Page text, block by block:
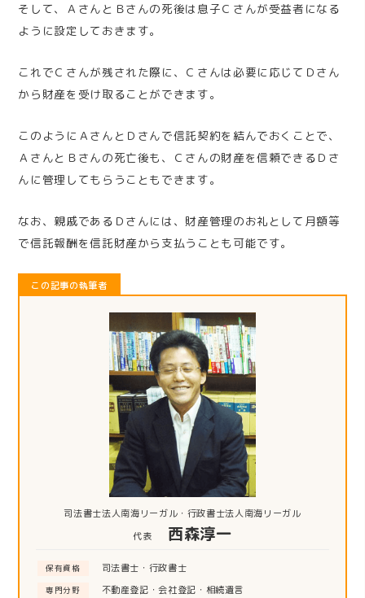
そして、ＡさんとＢさんの死後は息子Ｃさんが受益者になる
ように設定しておきます。
これでＣさんが残された際に、Ｃさんは必要に応じてＤさん
から財産を受け取ることができます。
このようにＡさんとＤさんで信託契約を結んでおくことで、
ＡさんとＢさんの死亡後も、Ｃさんの財産を信頼できるＤさ
んに管理してもらうこともできます。
なお、親戚であるＤさんには、財産管理のお礼として月額等
で信託報酬を信託財産から支払うことも可能です。
この記事の執筆者
司法書士法人南海リーガル・行政書士法人南海リーガル
代表
西森淳一
保有資格 司法書士・行政書士
専門分野 不動産登記・会社登記・相続遺言